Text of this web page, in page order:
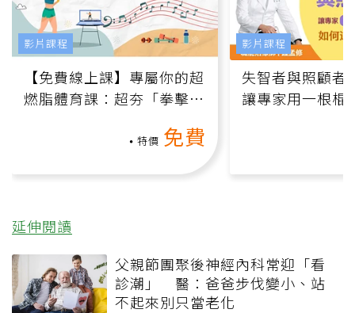
【免費線上課】專屬你的超
燃脂體育課：超夯「拳擊有
特價 免費
影片課程
失智者與照顧者
讓專家用一根棍
影片課程
延伸閱讀
父親節團聚後神經內科常迎「看
診潮」 醫：爸爸步伐變小、站
不起來別只當老化